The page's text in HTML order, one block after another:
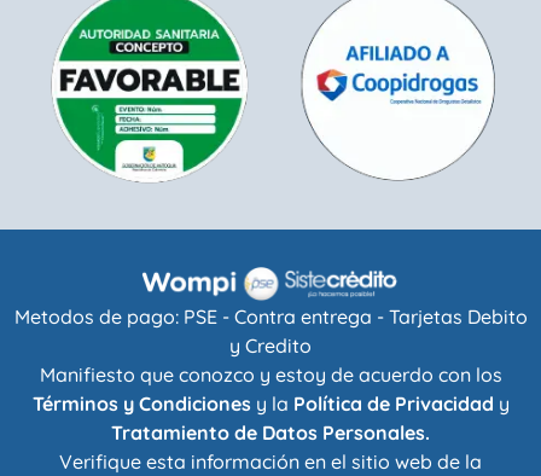
Metodos de pago: PSE - Contra entrega - Tarjetas Debito
y Credito
Manifiesto que conozco y estoy de acuerdo con los
Términos y Condicionesy la Política de Privacidad y
Tratamiento de Datos Personales.
Verifique esta información en el sitio web de la